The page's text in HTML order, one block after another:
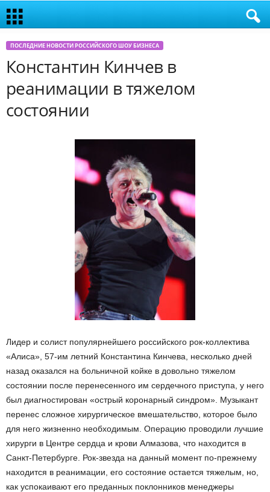
ПОСЛЕДНИЕ НОВОСТИ РОССИЙСКОГО ШОУ БИЗНЕСА
Константин Кинчев в
реанимации в тяжелом
состоянии
Лидер и солист популярнейшего российского рок-коллектива
«Алиса», 57-им летний Константина Кинчева, несколько дней
назад оказался на больничной койке в довольно тяжелом
состоянии после перенесенного им сердечного приступа, у него
был диагностирован «острый коронарный синдром». Музыкант
перенес сложное хирургическое вмешательство, которое было
для него жизненно необходимым. Операцию проводили лучшие
хирурги в Центре сердца и крови Алмазова, что находится в
Санкт-Петербурге. Рок-звезда на данный момент по-прежнему
находится в реанимации, его состояние остается тяжелым, но,
как успокаивают его преданных поклонников менеджеры